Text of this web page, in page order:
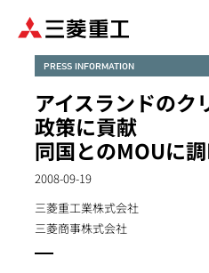
PRESS INFORMATION
アイスランドのク
政策に貢献
同国とのMOUに
2008-09-19
三菱重工業株式会社
三菱商事株式会社